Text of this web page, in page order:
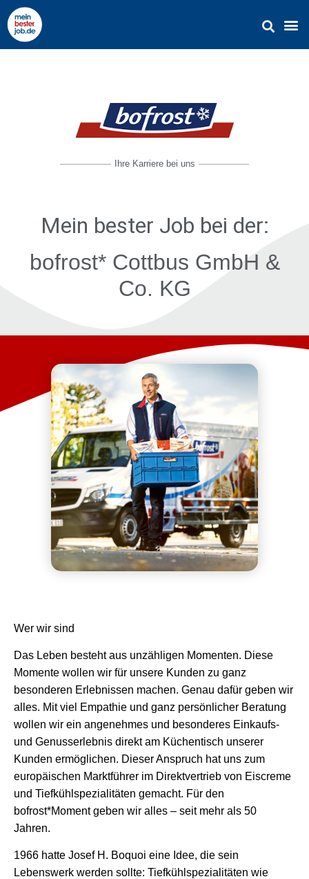
Ihre Karriere bei uns
Mein bester Job bei der:
bofrost* Cottbus GmbH &
Co. KG
Wer wir sind
Das Leben besteht aus unzähligen Momenten. Diese
Momente wollen wir für unsere Kunden zu ganz
besonderen Erlebnissen machen. Genau dafür geben wir
alles. Mit viel Empathie und ganz persönlicher Beratung
wollen wir ein angenehmes und besonderes Einkaufs-
und Genusserlebnis direkt am Küchentisch unserer
Kunden ermöglichen. Dieser Anspruch hat uns zum
europäischen Marktführer im Direktvertrieb von Eiscreme
und Tiefkühlspezialitäten gemacht. Für den
bofrost*Moment geben wir alles – seit mehr als 50
Jahren.
1966 hatte Josef H. Boquoi eine Idee, die sein
Lebenswerk werden sollte: Tiefkühlspezialitäten wie